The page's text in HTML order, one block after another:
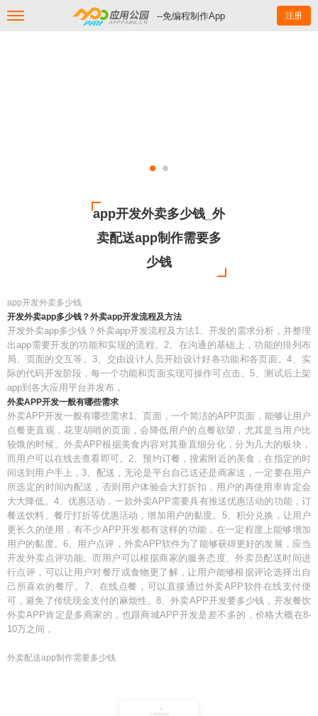
--免编程制作App 注册
app开发外卖多少钱_外
卖配送app制作需要多
少钱
app开发外卖多少钱
开发外卖app多少钱？外卖app开发流程及方法
开发外卖app多少钱？外卖app开发流程及方法1、开发的需求分析，并整理
出app需要开发的功能和实现的流程。2、在沟通的基础上，功能的排列布
局、页面的交互等。3、交由设计人员开始设计好各功能和各页面。4、实
际的代码开发阶段，每一个功能和页面实现可操作可点击。5、测试后上架
app到各大应用平台并发布，
外卖APP开发一般有哪些需求
外卖APP开发一般有哪些需求1、页面，一个简洁的APP页面，能够让用户
点餐更直观，花里胡哨的页面，会降低用户的点餐欲望，尤其是当用户比
较饿的时候。外卖APP根据美食内容对其垂直细分化，分为几大的板块，
而用户可以在线去查看即可。2、预约订餐，搜索附近的美食，在指定的时
间送到用户手上，3、配送，无论是平台自己送还是商家送，一定要在用户
所选定的时间内配送，否则用户体验会大打折扣，用户的再使用率肯定会
大大降低。4、优惠活动，一款外卖APP需要具有推送优惠活动的功能，订
餐送饮料、餐厅打折等优惠活动，增加用户的黏度。5、积分兑换，让用户
更长久的使用，有不少APP开发都有这样的功能，在一定程度上能够增加
用户的黏度。6、用户点评，外卖APP软件为了能够获得更好的发展，应当
开发外卖点评功能。而用户可以根据商家的服务态度、外卖员配送时间进
行点评，可以让用户对餐厅或食物更了解，让用户能够根据评论选择出自
己所喜欢的餐厅。7、在线点餐，可以直接通过外卖APP软件在线支付便
可，避免了传统现金支付的麻烦性。8、外卖APP开发要多少钱，开发餐饮
外卖APP肯定是多商家的，也跟商城APP开发是差不多的，价格大概在8-
10万之间，
外卖配送app制作需要多少钱